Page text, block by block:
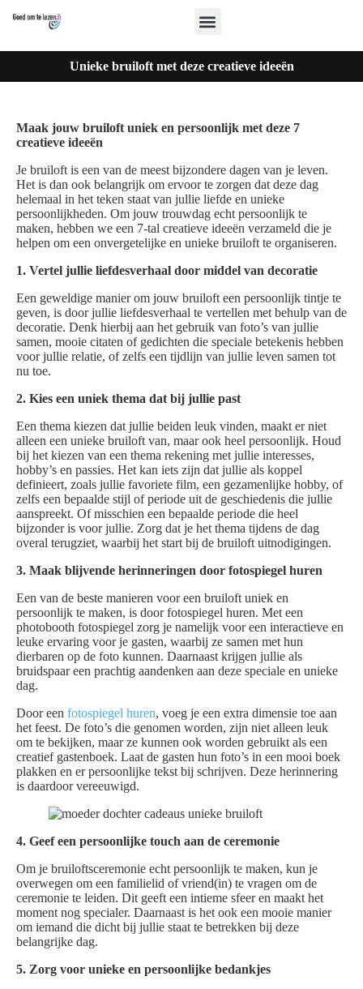
Unieke bruiloft met deze creatieve ideeën
Maak jouw bruiloft uniek en persoonlijk met deze 7
creatieve ideeën
Je bruiloft is een van de meest bijzondere dagen van je leven.
Het is dan ook belangrijk om ervoor te zorgen dat deze dag
helemaal in het teken staat van jullie liefde en unieke
persoonlijkheden. Om jouw trouwdag echt persoonlijk te
maken, hebben we een 7-tal creatieve ideeën verzameld die je
helpen om een onvergetelijke en unieke bruiloft te organiseren.
1. Vertel jullie liefdesverhaal door middel van decoratie
Een geweldige manier om jouw bruiloft een persoonlijk tintje te
geven, is door jullie liefdesverhaal te vertellen met behulp van de
decoratie. Denk hierbij aan het gebruik van foto’s van jullie
samen, mooie citaten of gedichten die speciale betekenis hebben
voor jullie relatie, of zelfs een tijdlijn van jullie leven samen tot
nu toe.
2. Kies een uniek thema dat bij jullie past
Een thema kiezen dat jullie beiden leuk vinden, maakt er niet
alleen een unieke bruiloft van, maar ook heel persoonlijk. Houd
bij het kiezen van een thema rekening met jullie interesses,
hobby’s en passies. Het kan iets zijn dat jullie als koppel
definieert, zoals jullie favoriete film, een gezamenlijke hobby, of
zelfs een bepaalde stijl of periode uit de geschiedenis die jullie
aanspreekt. Of misschien een bepaalde periode die heel
bijzonder is voor jullie. Zorg dat je het thema tijdens de dag
overal terugziet, waarbij het start bij de bruiloft uitnodigingen.
3. Maak blijvende herinneringen door fotospiegel huren
Een van de beste manieren voor een bruiloft uniek en
persoonlijk te maken, is door fotospiegel huren. Met een
photobooth fotospiegel zorg je namelijk voor een interactieve en
leuke ervaring voor je gasten, waarbij ze samen met hun
dierbaren op de foto kunnen. Daarnaast krijgen jullie als
bruidspaar een prachtig aandenken aan deze speciale en unieke
dag.
Door een fotospiegel huren, voeg je een extra dimensie toe aan
het feest. De foto’s die genomen worden, zijn niet alleen leuk
om te bekijken, maar ze kunnen ook worden gebruikt als een
creatief gastenboek. Laat de gasten hun foto’s in een mooi boek
plakken en er persoonlijke tekst bij schrijven. Deze herinnering
is daardoor vereeuwigd.
4. Geef een persoonlijke touch aan de ceremonie
Om je bruiloftsceremonie echt persoonlijk te maken, kun je
overwegen om een familielid of vriend(in) te vragen om de
ceremonie te leiden. Dit geeft een intieme sfeer en maakt het
moment nog specialer. Daarnaast is het ook een mooie manier
om iemand die dicht bij jullie staat te betrekken bij deze
belangrijke dag.
5. Zorg voor unieke en persoonlijke bedankjes